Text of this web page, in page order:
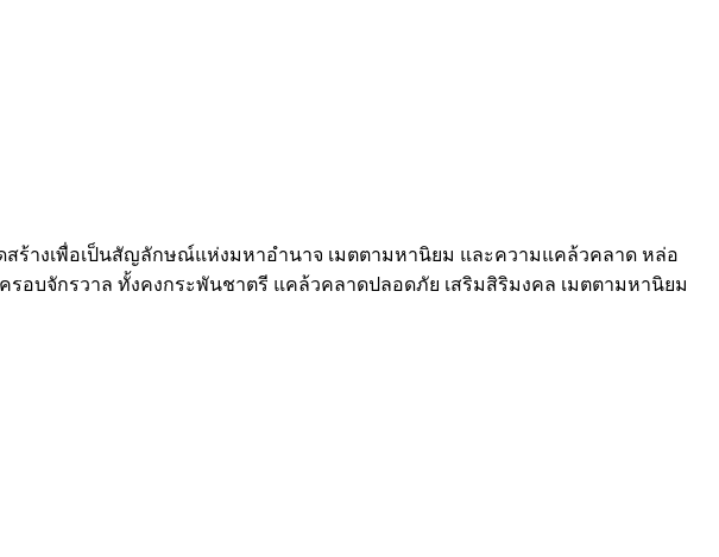
ร้างเพื่อเป็นสัญลักษณ์แห่งมหาอำนาจ เมตตามหานิยม และความแคล้วคลาด หล่อ
อบจักรวาล ทั้งคงกระพันชาตรี แคล้วคลาดปลอดภัย เสริมสิริมงคล เมตตามหานิยม